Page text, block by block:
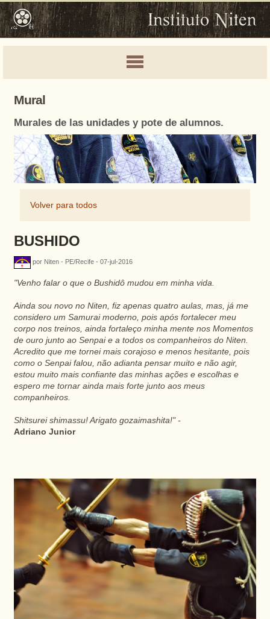
Mural
Murales de las unidades y pote de alumnos.
Volver para todos
BUSHIDO
por Niten - PE/Recife - 07-jul-2016
"Venho falar o que o Bushidô mudou em minha vida.
Ainda sou novo no Niten, fiz apenas quatro aulas, mas, já me
considero um Samurai moderno, pois após fortalecer meu
corpo nos treinos, ainda fortaleço minha mente nos Momentos
de ouro junto ao Senpai e a todos os companheiros do Niten.
Acredito que me tornei mais corajoso e menos hesitante, pois
como o Senpai falou, não adianta pensar muito e não agir,
estou muito mais confiante das minhas ações e escolhas e
espero me tornar ainda mais forte junto aos meus
companheiros.
Shitsurei shimassu! Arigato gozaimashita!" -
Adriano Junior